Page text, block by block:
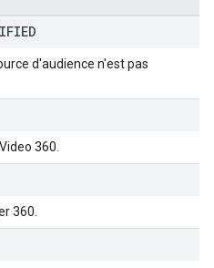
d'audience n'est pas
360.
360.